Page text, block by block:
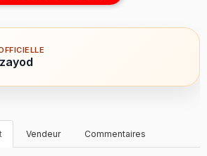
Vendeur Commentaires